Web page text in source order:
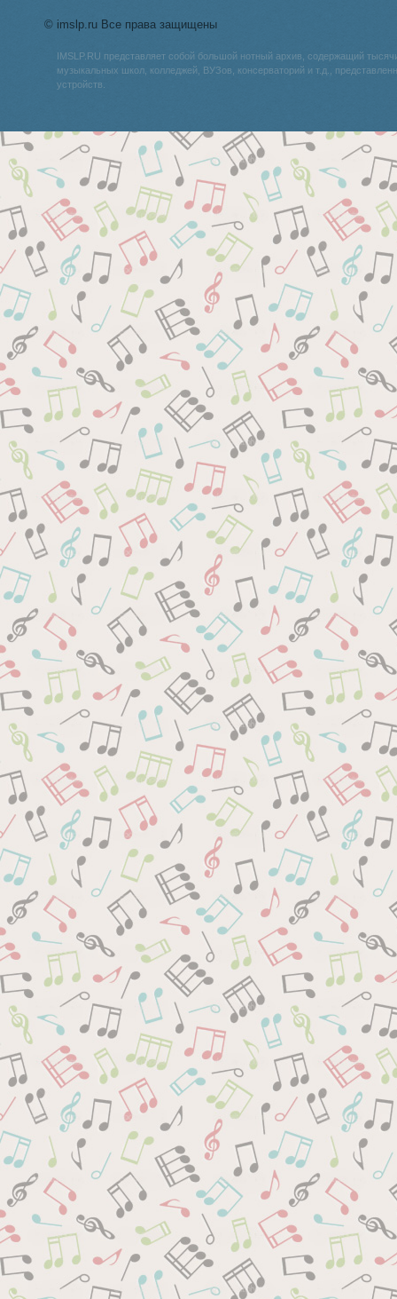
© imslp.ru Все права защищены
IMSLP.RU представляет собой большой нотный архив, содержащий
музыкальных школ, колледжей, ВУЗов, консерваторий и т.д.,
устройств.